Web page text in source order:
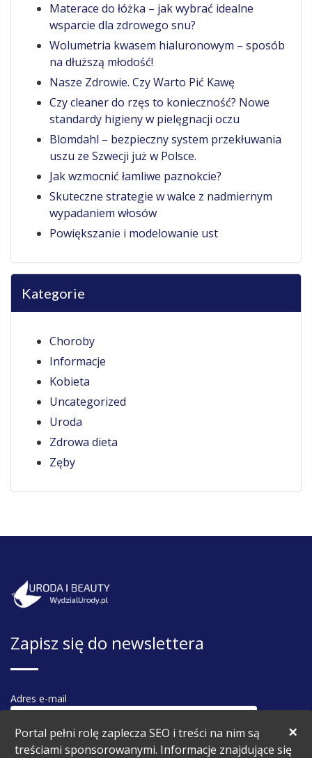
×
Portal pełni rolę zaplecza SEO i treści na nim są
treściami sponsorowanymi. Informacje znajdujące się
Materace do łóżka – jak wybrać idealne
wsparcie dla zdrowego snu?
Wolumetria kwasem hialuronowym – sposób
na dłuższą młodość!
Nasze Zdrowie. Czy Warto Pić Kawę
Czy cleaner do rzęs to konieczność? Nowe
standardy higieny w pielęgnacji oczu
Blomdahl – bezpieczny system przekłuwania
uszu ze Szwecji już w Polsce.
Jak wzmocnić łamliwe paznokcie?
Skuteczne strategie w walce z nadmiernym
wypadaniem włosów
Powiększanie i modelowanie ust
Kategorie
Choroby
Informacje
Kobieta
Uncategorized
Uroda
Zdrowa dieta
Zęby
Zapisz się do newslettera
Adres e-mail